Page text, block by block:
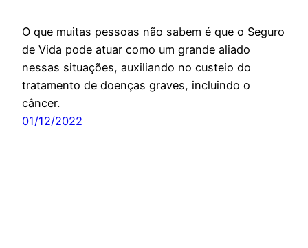
O que muitas pessoas não sabem é que o Seguro
de Vida pode atuar como um grande aliado
nessas situações, auxiliando no custeio do
tratamento de doenças graves, incluindo o
câncer.
01/12/2022